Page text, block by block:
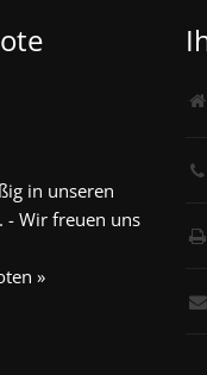
in unseren
- Wir freuen uns
»